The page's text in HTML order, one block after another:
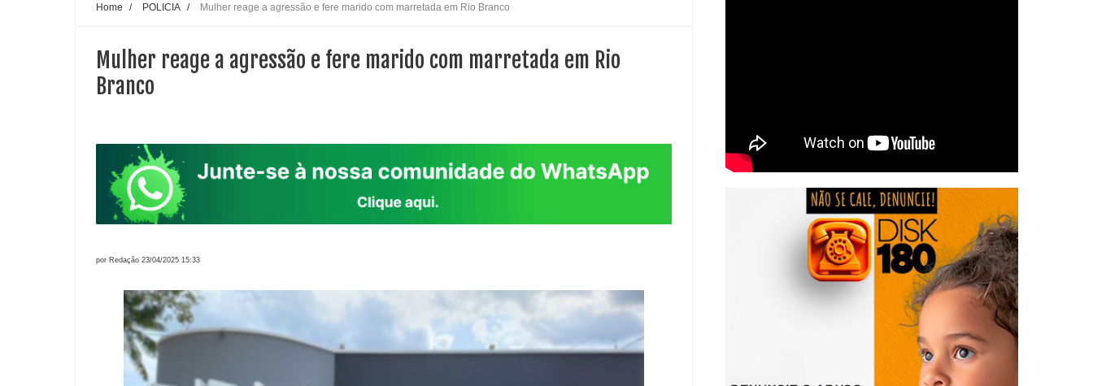
Home / POLICIA / Mulher reage a agressão e fere marido com marretada em Rio Branco
Mulher reage a agressão e fere marido com marretada em Rio
Branco
por Redação 23/04/2025 15:33